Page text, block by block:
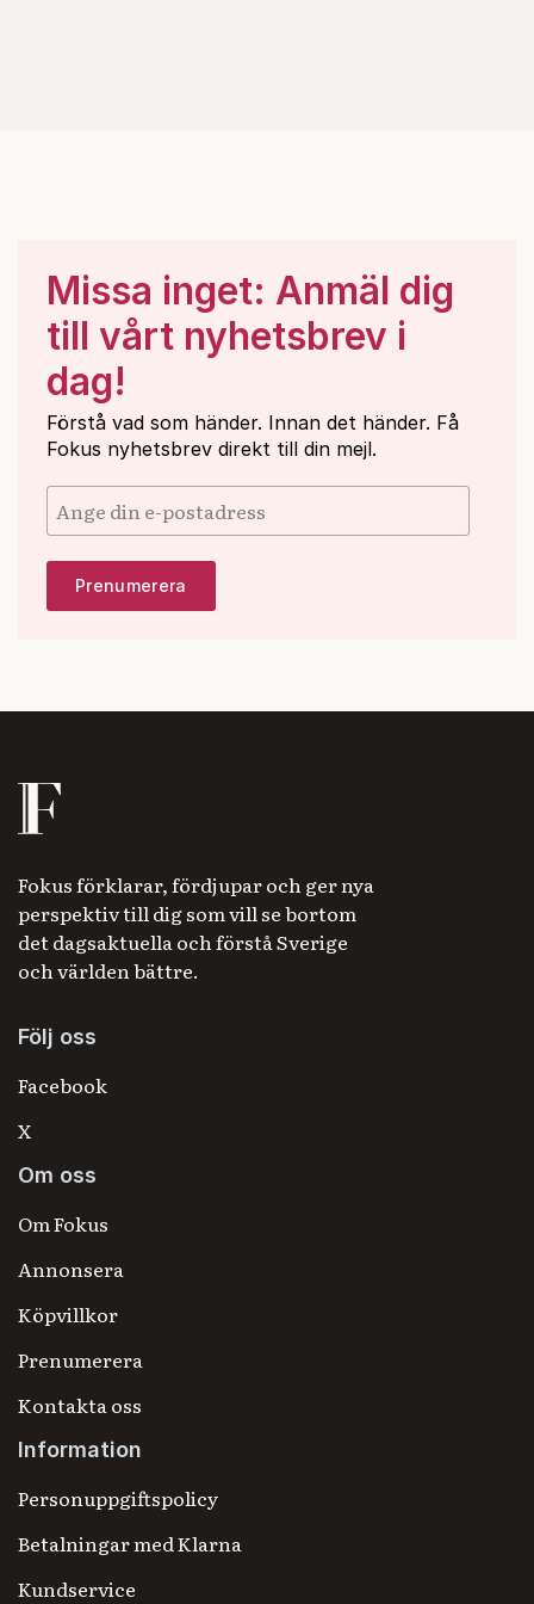
Missa inget: Anmäl dig
till vårt nyhetsbrev i
dag!
Förstå vad som händer. Innan det händer. Få
Fokus nyhetsbrev direkt till din mejl.
Fokus förklarar, fördjupar och ger nya
perspektiv till dig som vill se bortom
det dagsaktuella och förstå Sverige
och världen bättre.
Följ oss
Facebook
X
Om oss
Om Fokus
Annonsera
Köpvillkor
Prenumerera
Kontakta oss
Information
Personuppgiftspolicy
Betalningar med Klarna
Kundservice